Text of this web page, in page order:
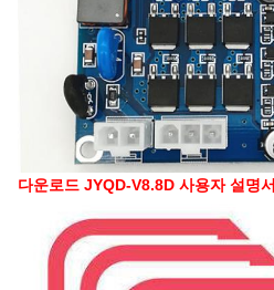
다운로드 JYQD-V8.8D 사용자 설명서